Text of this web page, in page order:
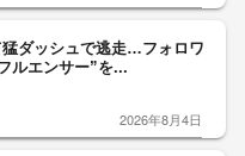
ダッシュで逃走…フォロワ
ルエンサー”を...
2026年8月4日